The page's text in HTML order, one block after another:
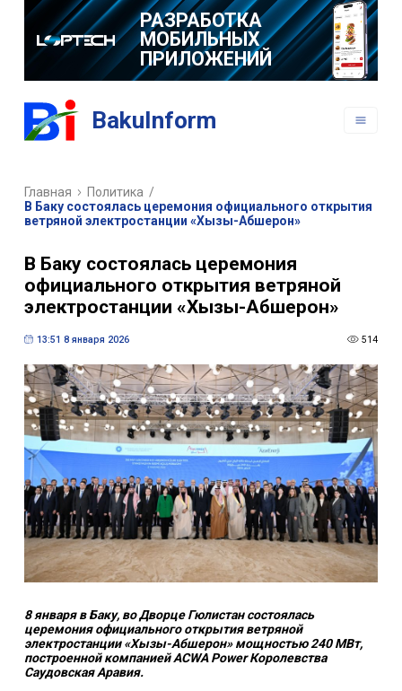
РАЗРАБОТКА
МОБИЛЬНЫХ
ПРИЛОЖЕНИЙ
BakuInform
Главная Политика /
В Баку состоялась церемония официального открытия
ветряной электростанции «Хызы-Абшерон»
В Баку состоялась церемония
официального открытия ветряной
электростанции «Хызы-Абшерон»
13:51 8 января 2026 514
8 января в Баку, во Дворце Гюлистан состоялась
церемония официального открытия ветряной
электростанции «Хызы-Абшерон» мощностью 240 МВт,
построенной компанией ACWA Power Королевства
Саудовская Аравия.